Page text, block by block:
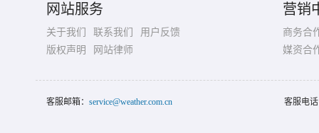
网站服务
关于我们 联系我们
用户反馈
版权声明
网站律师
营销
商务合
媒资合
客服邮箱： service@weather.com.cn 客服电